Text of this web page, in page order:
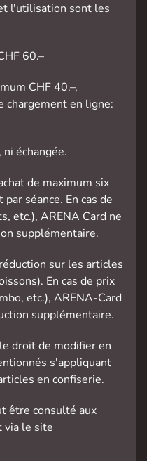
l'utilisation sont les
60.–
CHF 40.–,
chargement en ligne:
échangée.
de maximum six
séance. En cas de
etc.), ARENA Card ne
supplémentaire.
sur les articles
En cas de prix
etc.), ARENA-Card
supplémentaire.
droit de modifier en
s'appliquant
en confiserie.
être consulté aux
via le site